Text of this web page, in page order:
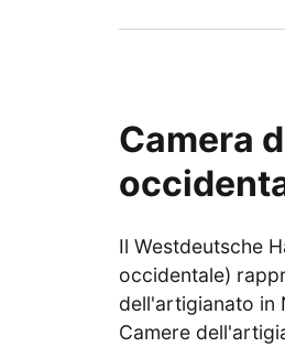
Camera
Il Westdeutsche
occidentale)
dell'artigianato in
Camere